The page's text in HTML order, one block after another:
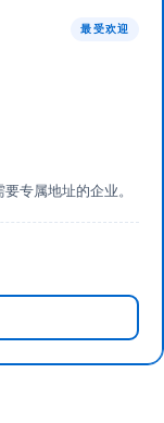
最受欢迎
专属地址的企业。